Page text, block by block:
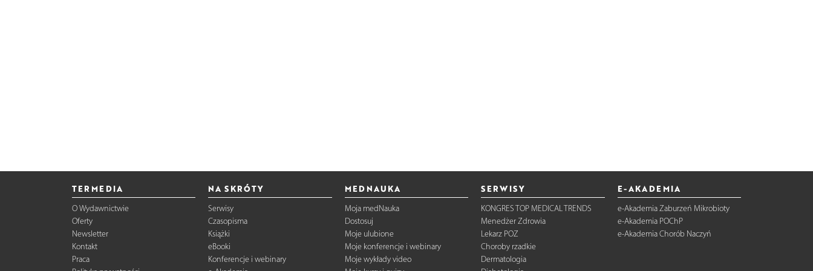
TERMEDIA
O Wydawnictwie
Oferty
Newsletter
Kontakt
Praca
NA SKRÓTY
Serwisy
Czasopisma
Książki
eBooki
Konferencje i webinary
MEDNAUKA
Moja medNauka
Dostosuj
Moje ulubione
Moje konferencje i webinary
Moje wykłady video
SERWISY
KONGRES TOP MEDICAL TRENDS
Menedżer Zdrowia
Lekarz POZ
Choroby rzadkie
Dermatologia
E-AKADEMIA
e-Akademia Zaburzeń Mikrobioty
e-Akademia POChP
e-Akademia Chorób Naczyń